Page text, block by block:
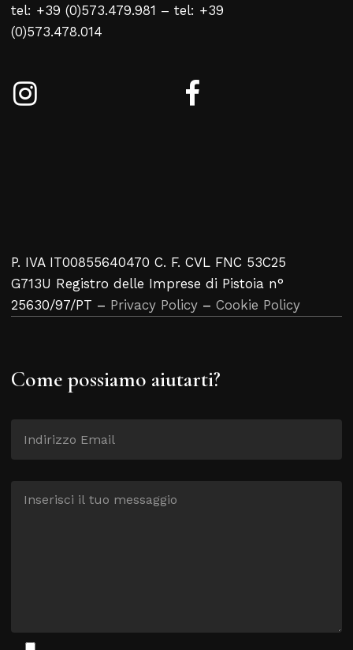
tel: +39 (0)573.479.981 – tel: +39
(0)573.478.014
P. IVA IT00855640470 C. F. CVL FNC 53C25
G713U Registro delle Imprese di Pistoia n°
25630/97/PT – Privacy Policy – Cookie Policy
Come possiamo aiutarti?